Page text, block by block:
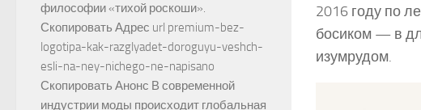
2016 году по
босиком — в
изумрудом.
философии «тихой роскоши».
Скопировать Адрес url premium-bez-
logotipa-kak-razglyadet-doroguyu-veshch-
esli-na-ney-nichego-ne-napisano
Скопировать Анонс В современной
индустрии моды происходит глобальная